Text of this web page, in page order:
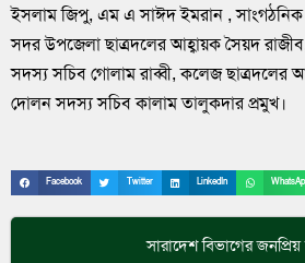
ইসলাম জিপু, এম এ সাঈদ ইমরান , সাংগঠনিক
সদর উপজেলা ছাত্রদলের আহ্বায়ক সৈয়দ
সদস্য সচিব গোলাম রাব্বী, কলেজ ছাত্রদলের
দোলন সদস্য সচিব কালাম তালুকদার প্রমুখ।
Facebook Twitter LinkedIn
সারাদেশবিভাগের